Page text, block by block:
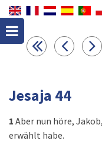
Jesaja 44
1 Aber nun höre,
erwählt habe.